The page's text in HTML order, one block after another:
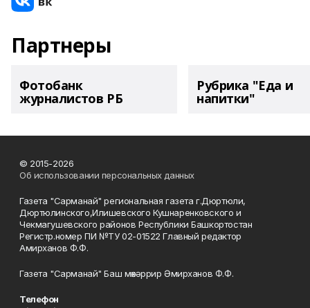
Партнеры
Фотобанк
журналистов РБ
Рубрика "Еда и
напитки"
© 2015-2026
Об использовании персональных данных
Газета "Сарманай" региональная газета г.Дюртюли,
Дюртюлинского,Илишевского Кушнаренковского и
Чекмагушевского районов Республики Башкортостан
Регистр.номер ПИ №ТУ 02-01522 Главный редактор
Амирханов Ф.Ф.
Газета "Сарманай" Баш мөхәррир Әмирханов Ф.Ф.
Телефон